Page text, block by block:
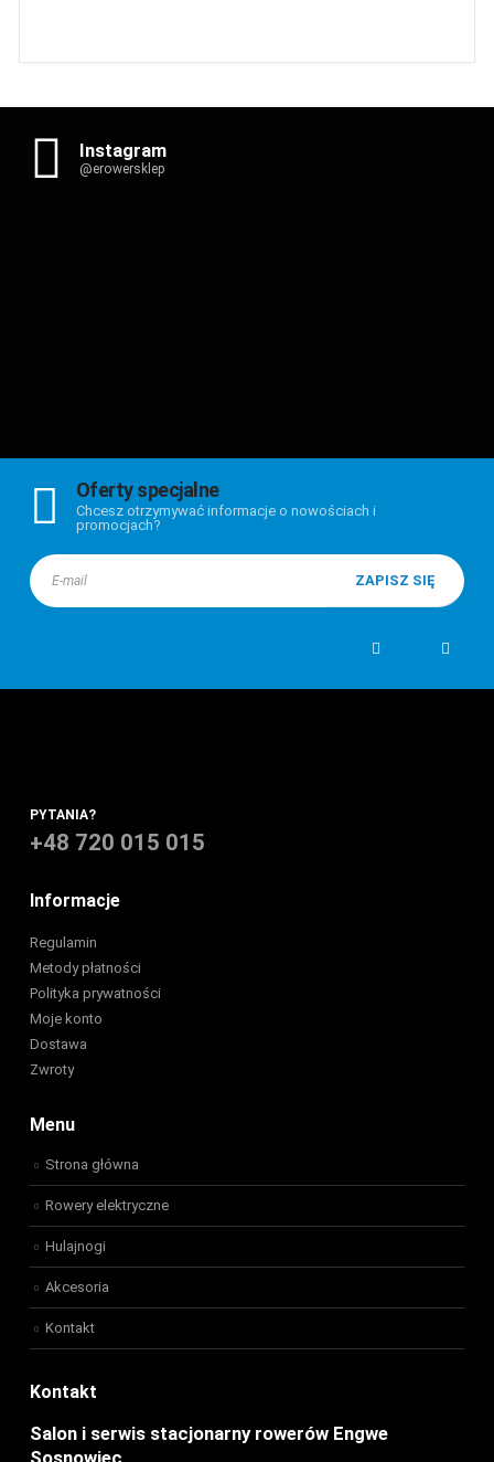
Instagram
@erowersklep
Oferty specjalne
Chcesz otrzymywać informacje o nowościach i
promocjach?
PYTANIA?
+48 720 015 015
Informacje
Regulamin
Metody płatności
Polityka prywatności
Moje konto
Dostawa
Zwroty
Menu
Strona główna
Rowery elektryczne
Hulajnogi
Akcesoria
Kontakt
Kontakt
Salon i serwis stacjonarny rowerów Engwe
Sosnowiec